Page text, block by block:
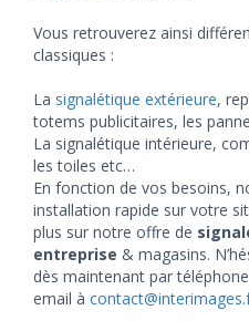
Vous retrouverez ainsi
classiques :
La signalétique extérieure,
totems publicitaires, les
La signalétique intérieure,
les toiles etc…
En fonction de vos besoins,
installation rapide sur votre
plus sur notre offre de
entreprise & magasins.
dès maintenant par
email à